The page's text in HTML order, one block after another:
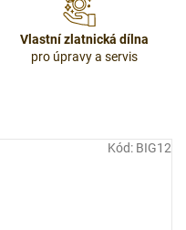
Vlastní zlatnická dílna
pro úpravy a servis
Kód: BIG12